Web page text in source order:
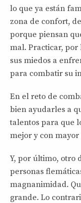
lo que ya están
zona de confort,
porque piensan
mal. Practicar,
sus miedos a
para combatir su
En el reto de
bien ayudarles a
talentos para que
mejor y con mayor
Y, por último, otro
personas
magnanimidad.
grande. Lo